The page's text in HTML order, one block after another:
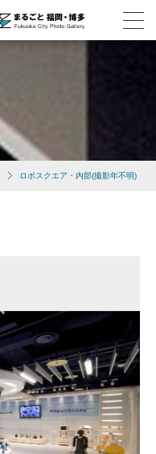
ロボスクエア・内部(撮影年不明)